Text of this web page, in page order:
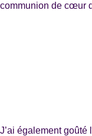
communion de cœur
J’ai également